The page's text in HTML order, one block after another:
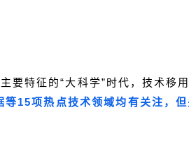
要特征的“大科学”时代，技术移
等15项热点技术领域均有关注，但